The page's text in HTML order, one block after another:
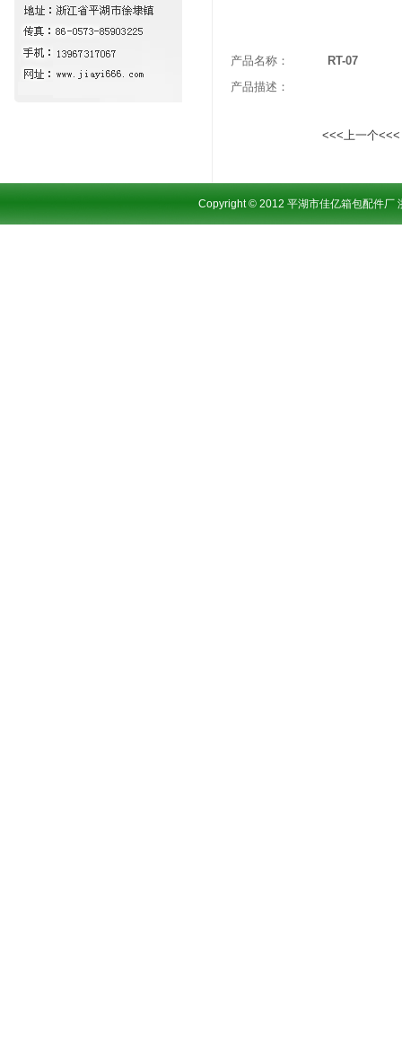
产品名称：
RT-07
产品描述：
<<<上一个<<<
Copyright © 2012 平湖市佳亿箱包配件厂